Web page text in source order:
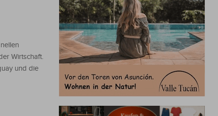
Wirtschaft.
und die